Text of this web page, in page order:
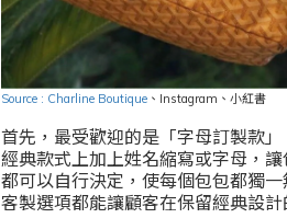
Source : Charline Boutique、 Instagram 、小紅書
首先，最受歡迎的是「字母訂製款
經典款式上加上姓名縮寫或字母，
都可以自行決定，使每個包包都獨
客製選項都能讓顧客在保留經典設